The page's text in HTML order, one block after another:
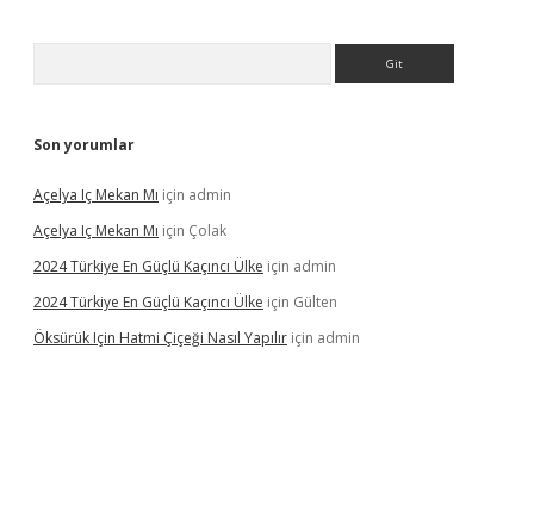
Son yorumlar
Açelya Iç Mekan Mı için admin
Açelya Iç Mekan Mı için Çolak
2024 Türkiye En Güçlü Kaçıncı Ülke için admin
2024 Türkiye En Güçlü Kaçıncı Ülke için Gülten
Öksürük Için Hatmi Çiçeği Nasıl Yapılır için admin